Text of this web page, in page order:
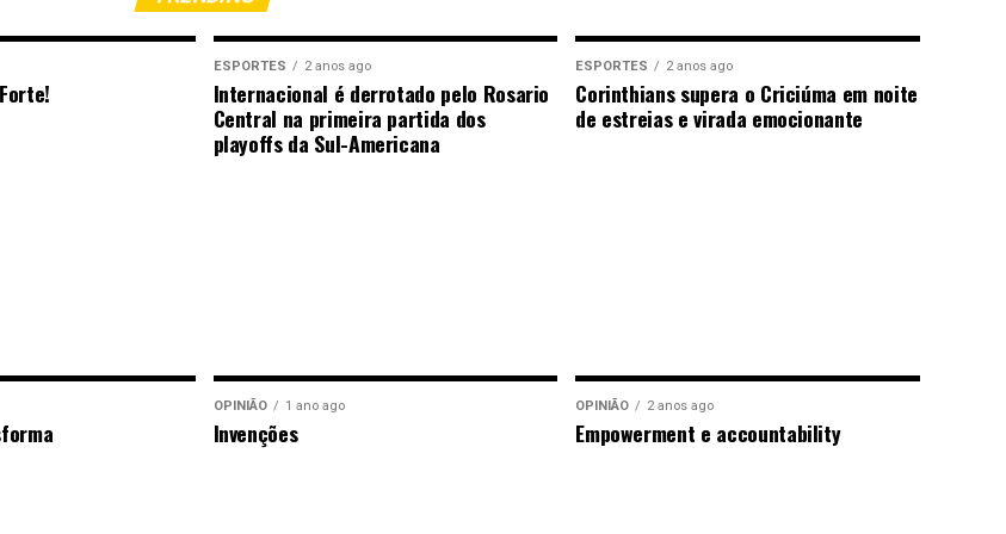
ESPORTES 2 anos ago
Internacional é derrotado pelo Rosario
Central na primeira partida dos
playoffs da Sul-Americana
ESPORTES 2 anos ago
Corinthians supera o Criciúma em noite
de estreias e virada emocionante
OPINIÃO 1 ano ago
Invenções
OPINIÃO 2 anos ago
Empowerment e accountability